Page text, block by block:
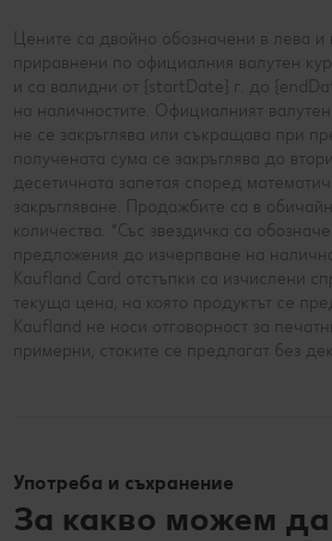
Цените са двойно обозначени в лева
приравнени по официалния валутен
и са валидни от {startDate} г. до
на наличностите. Официалният
не се закръглява или съкращава при
получената сума се закръглява до
десетичната запетая според
закръгляване. Продажбите са в
количества. *Със звездичка са
предложения до изчерпване на
Kaufland Card отстъпки са изчислени
текуща цена, на която продуктът се
Kaufland не носи отговорност за
примерни, стоките се предлагат без
Употреба и съхранение
За какво можем да